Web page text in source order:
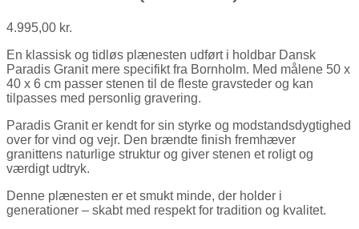
4.995,00 kr.
En klassisk og tidløs plænesten udført i holdbar Dansk
Paradis Granit mere specifikt fra Bornholm. Med målene 50 x
40 x 6 cm passer stenen til de fleste gravsteder og kan
tilpasses med personlig gravering.
Paradis Granit er kendt for sin styrke og modstandsdygtighed
over for vind og vejr. Den brændte finish fremhæver
granittens naturlige struktur og giver stenen et roligt og
værdigt udtryk.
Denne plænesten er et smukt minde, der holder i
generationer – skabt med respekt for tradition og kvalitet.